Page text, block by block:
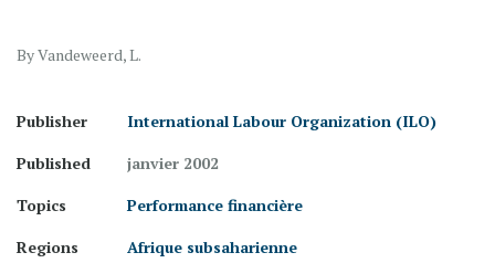
By Vandeweerd, L.
Publisher
International Labour Organization (ILO)
Published
janvier 2002
Topics
Performance financière
Regions
Afrique subsaharienne